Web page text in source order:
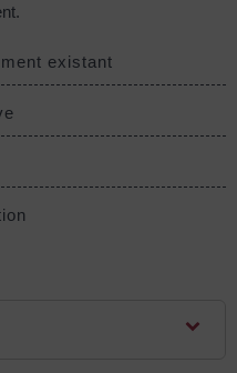
existant